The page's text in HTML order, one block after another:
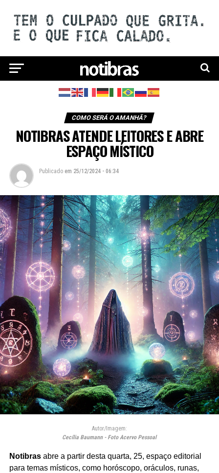
COMO SERÁ O AMANHÃ?
NOTIBRAS ATENDE LEITORES E ABRE
ESPAÇO MÍSTICO
Publicado em 25/12/2024 - 06:34
Autor/Imagem:
Cecília Baumann - Foto Acervo Pessoal
Notibrasabre a partir desta quarta, 25, espaço editorial
para temas místicos, como horóscopo, oráculos, runas,